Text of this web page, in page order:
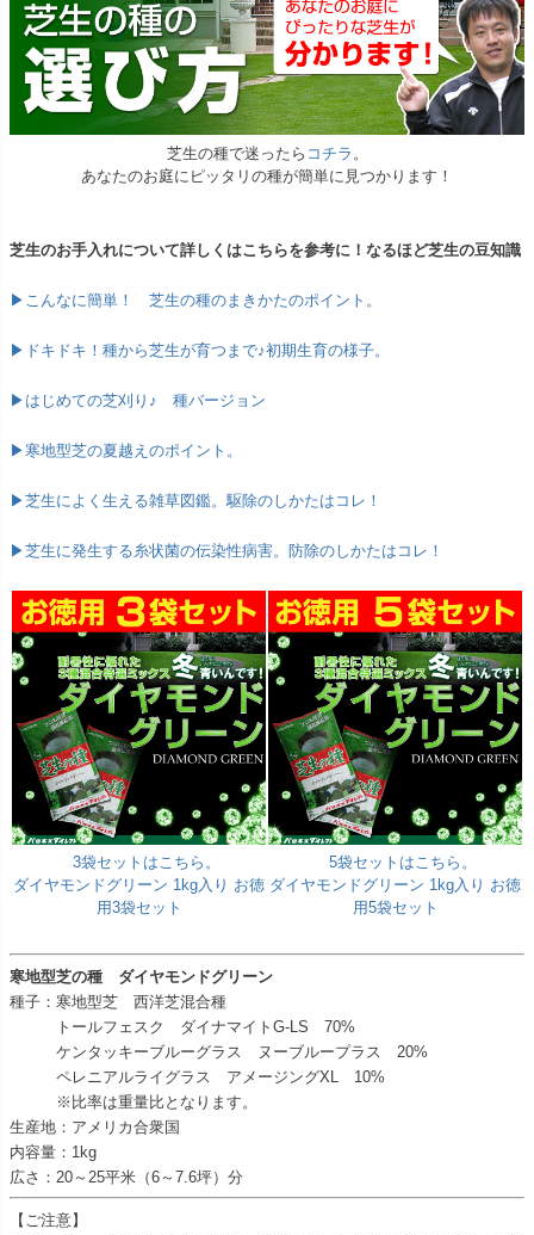
芝生の種で迷ったら コチラ 。
あなたのお庭にピッタリの種が簡単に見つかります！
芝生のお手入れについて詳しくはこちらを参考に！なるほど芝生の豆知識
▶こんなに簡単！ 芝生の種のまきかたのポイント。
▶ドキドキ！種から芝生が育つまで♪初期生育の様子。
▶はじめての芝刈り♪ 種バージョン
▶寒地型芝の夏越えのポイント。
▶芝生によく生える雑草図鑑。駆除のしかたはコレ！
▶芝生に発生する糸状菌の伝染性病害。防除のしかたはコレ！
3袋セットはこちら。
ダイヤモンドグリーン 1kg入り お徳
用3袋セット
5袋セットはこちら。
ダイヤモンドグリーン 1kg入り お徳
用5袋セット
寒地型芝の種 ダイヤモンドグリーン
種子：寒地型芝 西洋芝混合種
トールフェスク ダイナマイトG-LS 70%
ケンタッキーブルーグラス ヌーブループラス 20%
ペレニアルライグラス アメージングXL 10%
※比率は重量比となります。
生産地：アメリカ合衆国
内容量：1kg
広さ：20～25平米（6～7.6坪）分
【ご注意】